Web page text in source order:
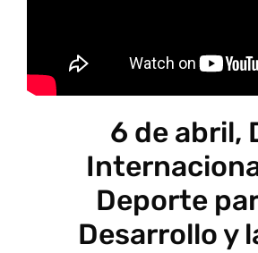
6 de abril,
Deporte
Desarrollo y